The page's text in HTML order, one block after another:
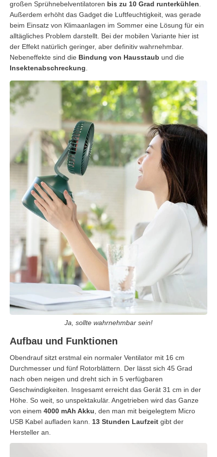
großen Sprühnebelventilatoren bis zu 10 Grad runterkühlen.
Außerdem erhöht das Gadget die Luftfeuchtigkeit, was gerade
beim Einsatz von Klimaanlagen im Sommer eine Lösung für ein
alltägliches Problem darstellt. Bei der mobilen Variante hier ist
der Effekt natürlich geringer, aber definitiv wahrnehmbar.
Nebeneffekte sind die Bindung von Hausstaub und die
Insektenabschreckung.
Ja, sollte wahrnehmbar sein!
Aufbau und Funktionen
Obendrauf sitzt erstmal ein normaler Ventilator mit 16 cm
Durchmesser und fünf Rotorblättern. Der lässt sich 45 Grad
nach oben neigen und dreht sich in 5 verfügbaren
Geschwindigkeiten. Insgesamt erreicht das Gerät 31 cm in der
Höhe. So weit, so unspektakulär. Angetrieben wird das Ganze
von einem 4000 mAh Akku , den man mit beigelegtem Micro
USB Kabel aufladen kann. 13 Stunden Laufzeit gibt der
Hersteller an.